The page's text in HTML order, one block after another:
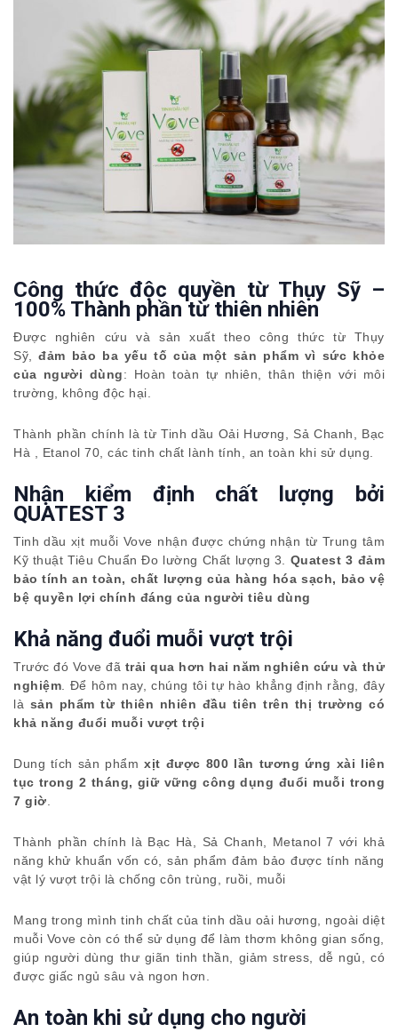
Công thức độc quyền từ Thụy Sỹ –
100% Thành phần từ thiên nhiên
Được nghiên cứu và sản xuất theo công thức từ Thụy
Sỹ,đảm bảo ba yếu tố của một sản phẩm vì sức khỏe
của người dùng: Hoàn toàn tự nhiên, thân thiện với môi
trường, không độc hại.
Thành phần chính là từ Tinh dầu Oải Hương, Sả Chanh, Bạc
Hà , Etanol 70, các tinh chất lành tính, an toàn khi sử dụng.
Nhận kiểm định chất lượng bởi
QUATEST 3
Tinh dầu xịt muỗi Vove nhận được chứng nhận từ Trung tâm
Kỹ thuật Tiêu Chuẩn Đo lường Chất lượng 3. Quatest 3 đảm
bảo tính an toàn, chất lượng của hàng hóa sạch, bảo vệ
bệ quyền lợi chính đáng của người tiêu dùng
Khả năng đuổi muỗi vượt trội
Trước đó Vove đã trải qua hơn hai năm nghiên cứu và thử
nghiệm. Để hôm nay, chúng tôi tự hào khẳng định rằng, đây
là sản phẩm từ thiên nhiên đầu tiên trên thị trường có
khả năng đuổi muỗi vượt trội
Dung tích sản phẩmxịt được 800 lần tương ứng xài liên
tục trong 2 tháng, giữ vững công dụng đuổi muỗi trong
7 giờ.
Thành phần chính là Bạc Hà, Sả Chanh, Metanol 7 với khả
năng khử khuẩn vốn có, sản phẩm đảm bảo được tính năng
vật lý vượt trội là chống côn trùng, ruồi, muỗi
Mang trong mình tinh chất của tinh dầu oải hương, ngoài diệt
muỗi Vove còn có thể sử dụng để làm thơm không gian sống,
giúp người dùng thư giãn tinh thần, giảm stress, dễ ngủ, có
được giấc ngủ sâu và ngon hơn.
An toàn khi sử dụng cho người